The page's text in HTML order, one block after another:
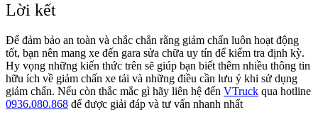
Lời kết
Để đảm bảo an toàn và chắc chắn rằng giảm chấn luôn hoạt động
tốt, bạn nên mang xe đến gara sửa chữa uy tín để kiểm tra định kỳ.
Hy vọng những kiến thức trên sẽ giúp bạn biết thêm nhiều thông tin
hữu ích về giảm chấn xe tải và những điều cần lưu ý khi sử dụng
giảm chấn. Nếu còn thắc mắc gì hãy liên hệ đến VTruck qua hotline
0936.080.868 để được giải đáp và tư vấn nhanh nhất